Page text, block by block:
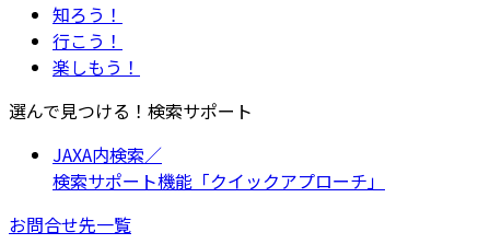
知ろう！
行こう！
楽しもう！
選んで見つける！検索サポート
JAXA内検索／
検索サポート機能「クイックアプローチ」
お問合せ先一覧